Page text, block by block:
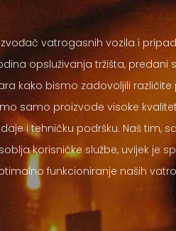
vatrogasnih vozila i
opsluživanja tržišta, predani
kako bismo zadovoljili različite
samo proizvode visoke
i tehničku podršku. Naš tim,
korisničke službe, uvijek je
funkcioniranje naših